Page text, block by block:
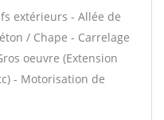
extérieurs - Allée de
/ Chape - Carrelage
oeuvre (Extension
- Motorisation de